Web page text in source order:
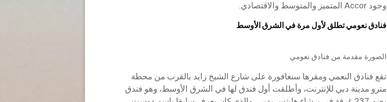
وجود Accor المتميز والمتوسط والاقتصادي.
فنادق نعومي تطلق لأول مرة في الشرق الأوسط
الصورة مقدمة من فنادق نعومي
تقع فنادق النعمي ومقرها سنغافورة على شارع الشيخ زايد بالقرب من محطة
مترو مدينة دبي للإنترنت، وأطلقت أول فندق لها في الشرق الأوسط، وهو فندق